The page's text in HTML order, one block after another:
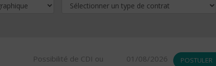
Possibilité de CDI ou
01/08/2026 POSTULER